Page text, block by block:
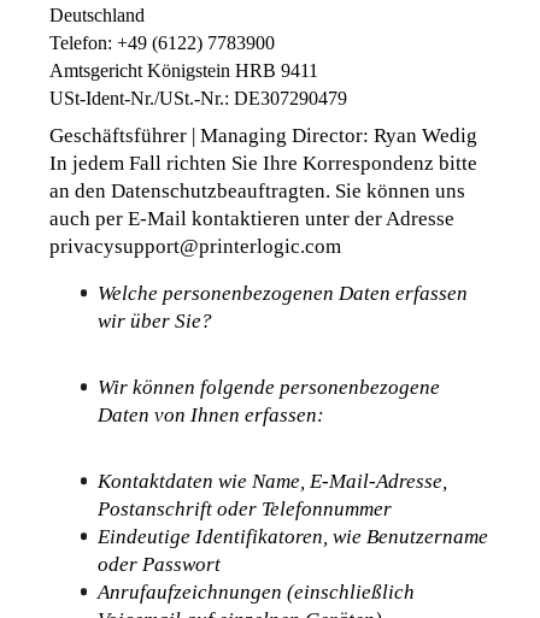
Deutschland
Telefon: +49 (6122) 7783900
Amtsgericht Königstein HRB 9411
USt-Ident-Nr./USt.-Nr.: DE307290479
Geschäftsführer | Managing Director: Ryan Wedig
In jedem Fall richten Sie Ihre Korrespondenz bitte
an den Datenschutzbeauftragten. Sie können uns
auch per E-Mail kontaktieren unter der Adresse
privacysupport@printerlogic.com
Welche personenbezogenen Daten erfassen
wir über Sie?
Wir können folgende personenbezogene
Daten von Ihnen erfassen:
Kontaktdaten wie Name, E-Mail-Adresse,
Postanschrift oder Telefonnummer
Eindeutige Identifikatoren, wie Benutzername
oder Passwort
Anrufaufzeichnungen (einschließlich